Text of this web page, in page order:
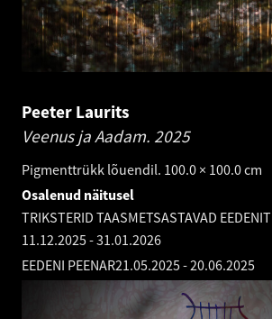
Peeter Laurits
Veenus ja Aadam. 2025
Pigmenttrükk lõuendil. 100.0 × 100.0 cm
Osalenud näitusel
TRIKSTERID TAASMETSASTAVAD EEDENIT
11.12.2025-31.01.2026
EEDENI PEENAR21.05.2025-20.06.2025